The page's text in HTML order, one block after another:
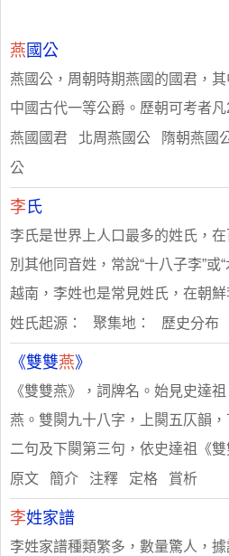
燕 國公
燕國公，周朝時期燕國的國君，
中國古代一等公爵。歷朝可考者凡
燕國國君 北周燕國公 隋朝燕國
公
李氏
李氏是世界上人口最多的姓氏，
別其他同音姓，常說“十八子李”或
越南，李姓也是常見姓氏，在朝
姓氏起源： 聚集地： 歷史分布
《雙雙燕》
《雙雙燕》，詞牌名。始見史達
燕。雙闋九十八字，上闋五仄韻
二句及下闋第三句，依史達祖《
原文 簡介 注釋 定格 賞析
李姓家譜
李姓家譜種類繁多，數量驚人，